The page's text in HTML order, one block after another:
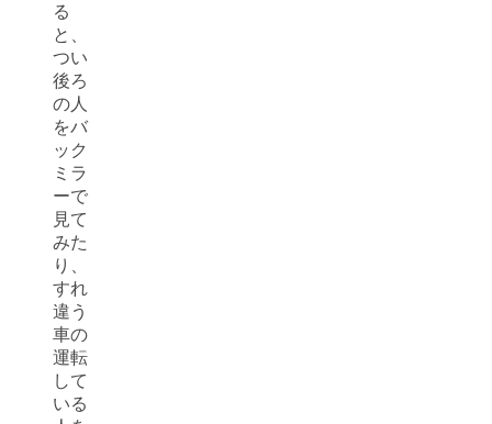
る
と、
つい
後ろ
の人
をバ
ック
ミラ
ーで
見て
みた
り、
すれ
違う
車の
運転
して
いる